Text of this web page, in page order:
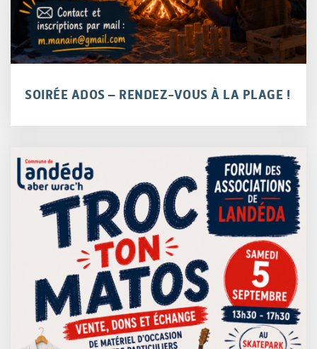
SOIRÉE ADOS – RENDEZ-VOUS À LA PLAGE !